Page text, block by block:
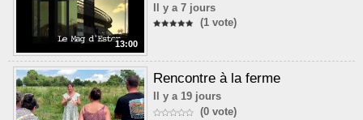
13:00
Il y a 7 jours
(1 vote)
Rencontre à la ferme
Il y a 19 jours
(0 vote)